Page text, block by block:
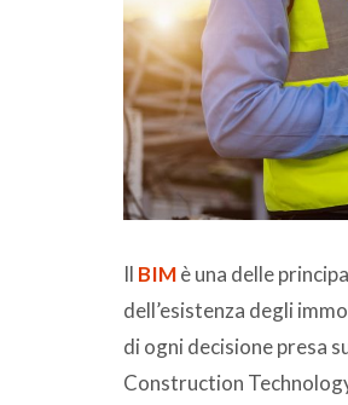
Il BIMè una delle
dell’esistenza degli
di ogni decisione presa
Construction